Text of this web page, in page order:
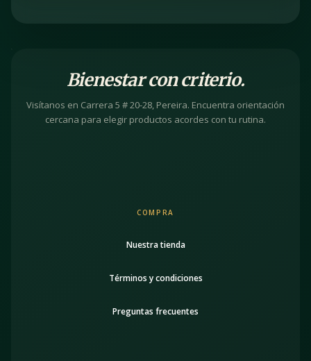
Bienestar con criterio.
Visítanos en Carrera 5 # 20-28, Pereira. Encuentra orientación
cercana para elegir productos acordes con tu rutina.
COMPRA
Nuestra tienda
Términos y condiciones
Preguntas frecuentes